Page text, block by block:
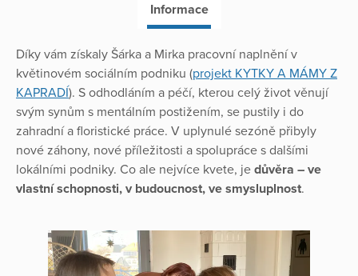
Informace
Díky vám získaly Šárka a Mirka pracovní naplnění v
květinovém sociálním podniku (projekt KYTKY A MÁMY Z
KAPRADÍ). S odhodláním a péčí, kterou celý život věnují
svým synům s mentálním postižením, se pustily i do
zahradní a floristické práce. V uplynulé sezóně přibyly
nové záhony, nové příležitosti a spolupráce s dalšími
lokálními podniky. Co ale nejvíce kvete, je důvěra – ve
vlastní schopnosti, v budoucnost, ve smysluplnost.